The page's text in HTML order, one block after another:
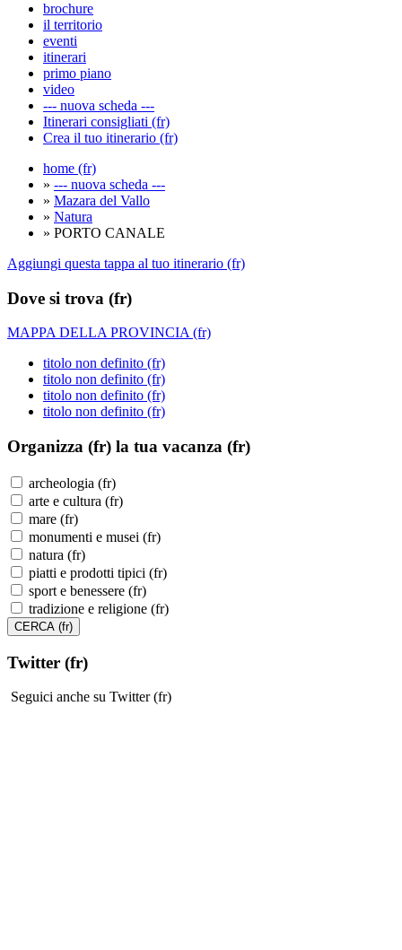
brochure
il territorio
eventi
itinerari
primo piano
video
--- nuova scheda ---
Itinerari consigliati (fr)
Crea il tuo itinerario (fr)
home (fr)
» --- nuova scheda ---
» Mazara del Vallo
» Natura
» PORTO CANALE
Aggiungi questa tappa al tuo itinerario (fr)
Dove si trova (fr)
MAPPA DELLA PROVINCIA (fr)
titolo non definito (fr)
titolo non definito (fr)
titolo non definito (fr)
titolo non definito (fr)
Organizza (fr) la tua vacanza (fr)
archeologia (fr)
arte e cultura (fr)
mare (fr)
monumenti e musei (fr)
natura (fr)
piatti e prodotti tipici (fr)
sport e benessere (fr)
tradizione e religione (fr)
Twitter (fr)
Seguici anche su Twitter (fr)